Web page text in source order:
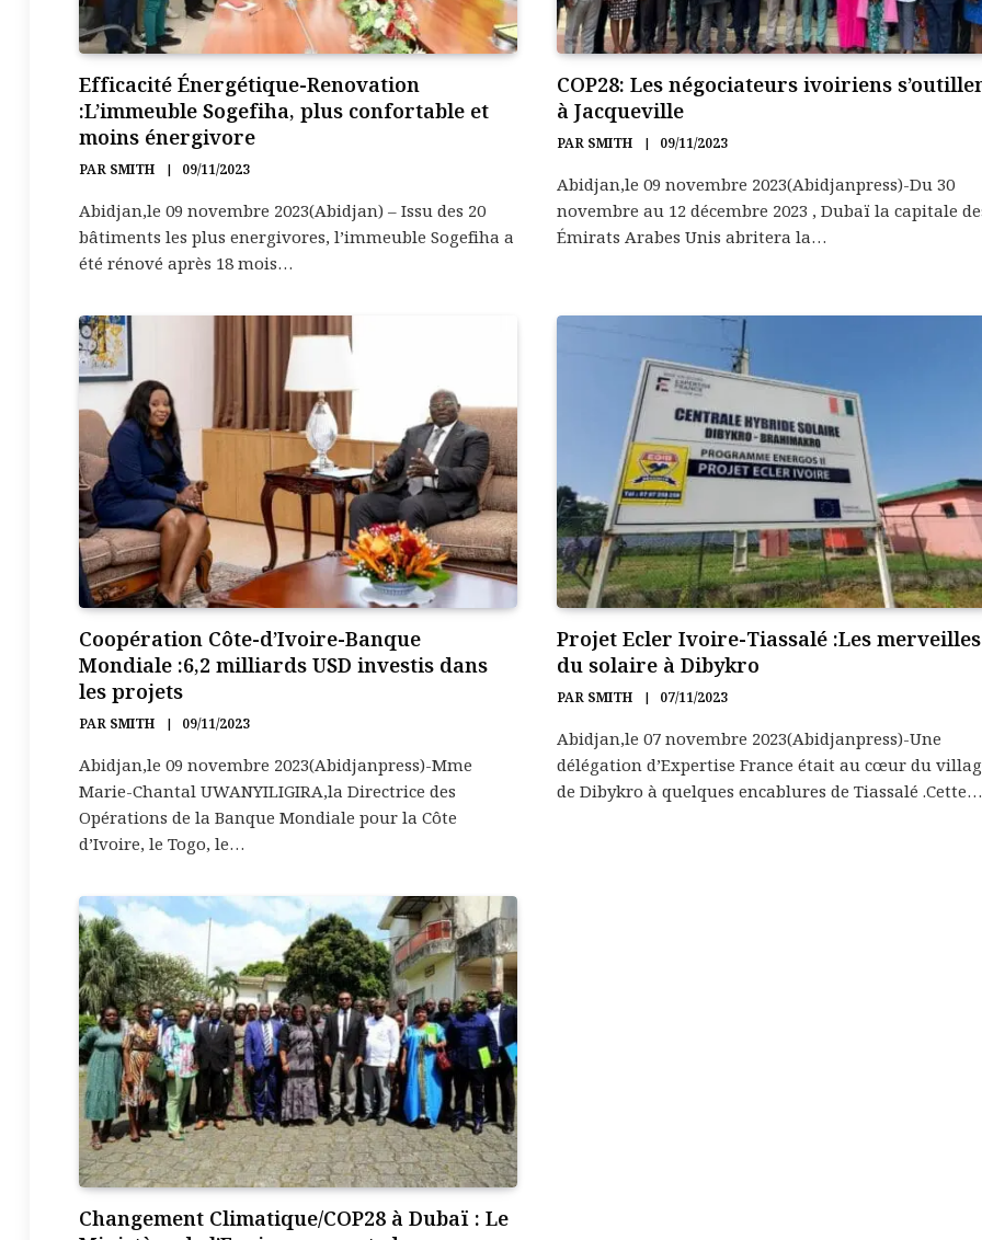
Efficacité Énergétique-Renovation
:L’immeuble Sogefiha, plus confortable et
moins énergivore
PAR SMITH 09/11/2023
Abidjan,le 09 novembre 2023(Abidjan) – Issu des 20
bâtiments les plus energivores, l’immeuble Sogefiha a
été rénové après 18 mois…
COP28: Les négociateurs ivoiriens
à Jacqueville
PAR SMITH 09/11/2023
Abidjan,le 09 novembre 2023(Abidjanpress)-Du 30
novembre au 12 décembre 2023 , Dubaï la capitale
Émirats Arabes Unis abritera la…
Coopération Côte-d’Ivoire-Banque
Mondiale :6,2 milliards USD investis dans
les projets
PAR SMITH 09/11/2023
Abidjan,le 09 novembre 2023(Abidjanpress)-Mme
Marie-Chantal UWANYILIGIRA,la Directrice des
Opérations de la Banque Mondiale pour la Côte
d’Ivoire, le Togo, le…
Projet Ecler Ivoire-Tiassalé :Les merveilles
du solaire à Dibykro
PAR SMITH 07/11/2023
Abidjan,le 07 novembre 2023(Abidjanpress)-Une
délégation d’Expertise France était au cœur du
de Dibykro à quelques encablures de Tiassalé .Cette…
Changement Climatique/COP28 à Dubaï : Le